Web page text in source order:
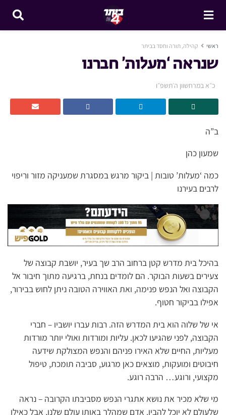
ראשי קהילה, תורה וחסד בביתר
שנראה ‘מעלות’ חברנו
כ״א במרחשוון ה׳תשפ״ו
ב”ה
שמעון כהן
כמה ‘מעלות’ טובות | ביקור מרגש במסגרת שמעניקה מזור וריפוי
לרבים בעירנו
בהיכל בית מדרש קטן ברחוב הרב שך בעיר, יושבת קבוצה של
צעירים בשעות הבוקר. הם לומדים בנחת, ברגיעה מתוך חיבור אל
הקבוצה ואל הנפש פנימה, ואת האווירה הטובה ניתן לחוש בבירור,
אפילו בביקור חטוף.
אי של שלוה הוא בית המדרש הזה. רבות עברו יושביו – חברי
הקבוצה, לפני שהגיעו לכאן. עליות ומורדות ואולי יותר מורדות
מעליות, החיים שלא האירו פניהם והנפש המצולקת שידעה
חיבוטים ומועקות, מוצאים כאן מרגוע, סביבה תומכת, טיפול
מקצועי, ורוגע… הרבה רוגע.
מי שלא מכיר את נושא אתגרי הנפש מסביבתו הקרובה – נראה
שלעולם לא יוכל להבין. אדם שמהלך באותו עולם שלנו, אבל כאילו